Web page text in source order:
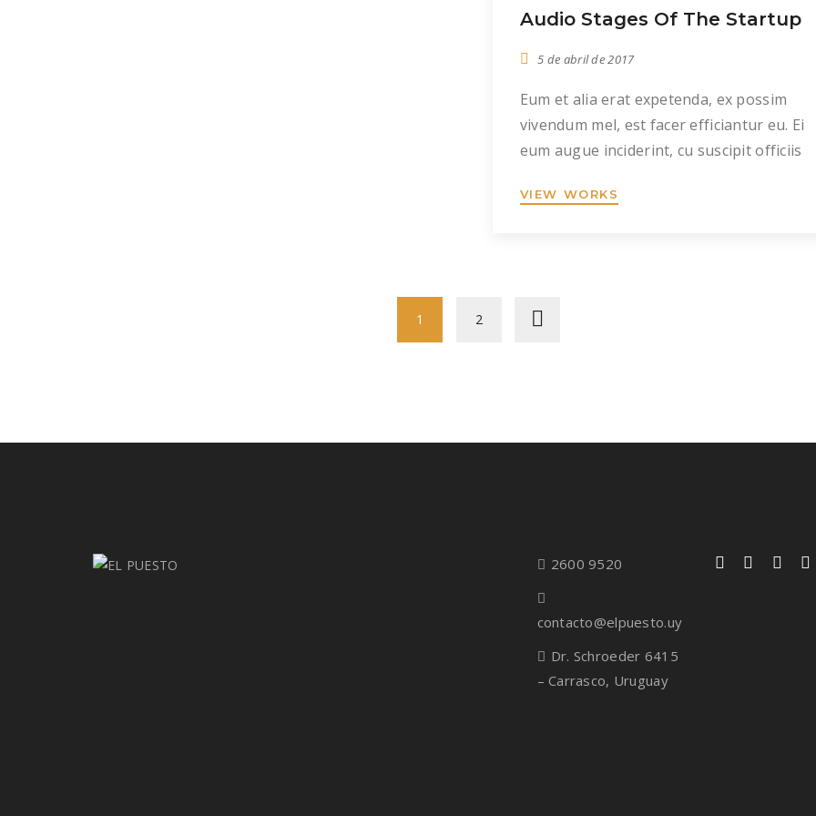
Audio Stages Of The Startup
5 de abril de 2017
Eum et alia erat expetenda, ex possim
vivendum mel, est facer efficiantur eu. Ei
eum augue inciderint, cu suscipit officiis
malis congue inermis. Cu pro dolor
VIEW WORKS
1 2
2600 9520
contacto@elpuesto.uy
Dr. Schroeder 6415
– Carrasco, Uruguay